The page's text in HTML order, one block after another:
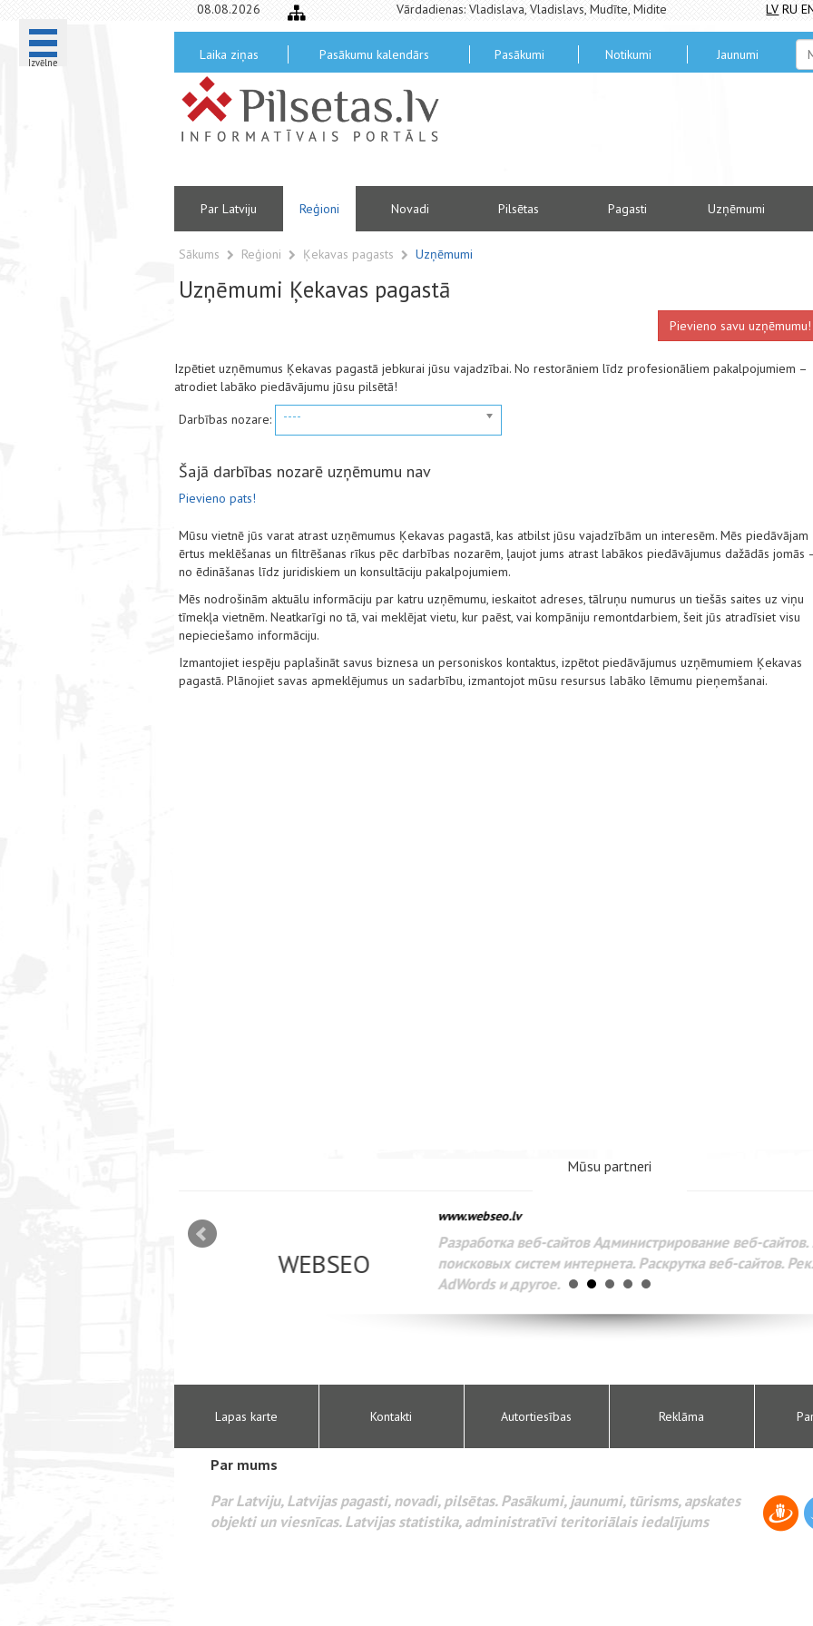
Izvēlne
08.08.2026 Vārdadienas: Vladislava, Vladislavs, Mudīte, Midite LV RU
Laika ziņas Pasākumu kalendārs Pasākumi Notikumi Jaunumi
Par Latviju Reģioni Novadi Pilsētas Pagasti Uzņēmumi
Sākums Reģioni Ķekavas pagasts Uzņēmumi
Uzņēmumi Ķekavas pagastā
Pievieno savu uzņēmumu!
Izpētiet uzņēmumus Ķekavas pagastā jebkurai jūsu vajadzībai. No restorāniem līdz profesionāliem pakalpojumiem –
atrodiet labāko piedāvājumu jūsu pilsētā!
Darbības nozare:
----
Šajā darbības nozarē uzņēmumu nav
Pievieno pats!
Mūsu vietnē jūs varat atrast uzņēmumus Ķekavas pagastā, kas atbilst jūsu vajadzībām un interesēm. Mēs piedāvājam
ērtus meklēšanas un filtrēšanas rīkus pēc darbības nozarēm, ļaujot jums atrast labākos piedāvājumus dažādās jomās
no ēdināšanas līdz juridiskiem un konsultāciju pakalpojumiem.
Mēs nodrošinām aktuālu informāciju par katru uzņēmumu, ieskaitot adreses, tālruņu numurus un tiešās saites uz viņu
tīmekļa vietnēm. Neatkarīgi no tā, vai meklējat vietu, kur paēst, vai kompāniju remontdarbiem, šeit jūs atradīsiet visu
nepieciešamo informāciju.
Izmantojiet iespēju paplašināt savus biznesa un personiskos kontaktus, izpētot piedāvājumus uzņēmumiem Ķekavas
pagastā. Plānojiet savas apmeklējumus un sadarbību, izmantojot mūsu resursus labāko lēmumu pieņemšanai.
Mūsu partneri
WEBSEO
www.webseo.lv
Разработка веб-сайтов Администрирование веб-сайтов.
поисковых систем интернета. Раскрутка веб-сайтов.
AdWords и другое.
Lapas karte Kontakti Autortiesības Reklāma
Par mums
Par Latviju, Latvijas pagasti, novadi, pilsētas. Pasākumi, jaunumi, tūrisms, apskates
objekti un viesnīcas. Latvijas statistika, administratīvi teritoriālais iedalījums